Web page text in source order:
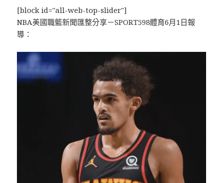
[block id="all-web-top-slider"]
NBA美國職籃新聞匯整分享－SPORT598體育6月1日報
導：